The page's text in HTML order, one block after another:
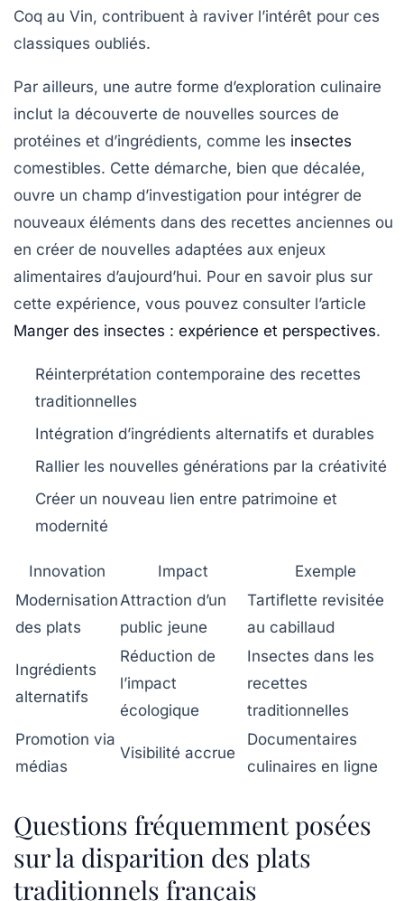
Coq au Vin, contribuent à raviver l’intérêt pour ces
classiques oubliés.
Par ailleurs, une autre forme d’exploration culinaire
inclut la découverte de nouvelles sources de
protéines et d’ingrédients, comme les insectes
comestibles. Cette démarche, bien que décalée,
ouvre un champ d’investigation pour intégrer de
nouveaux éléments dans des recettes anciennes ou
en créer de nouvelles adaptées aux enjeux
alimentaires d’aujourd’hui. Pour en savoir plus sur
cette expérience, vous pouvez consulter l’article
Manger des insectes : expérience et perspectives.
Réinterprétation contemporaine des recettes
traditionnelles
Intégration d’ingrédients alternatifs et durables
Rallier les nouvelles générations par la créativité
Créer un nouveau lien entre patrimoine et
modernité
Innovation Impact
Exemple
Modernisation
des plats
Attraction d’un
public jeune
Tartiflette revisitée
au cabillaud
Ingrédients
alternatifs
Réduction de
l’impact
écologique
Insectes dans les
recettes
traditionnelles
Promotion via
médias
Visibilité accrue
Documentaires
culinaires en ligne
Questions fréquemment posées
sur la disparition des plats
traditionnels français